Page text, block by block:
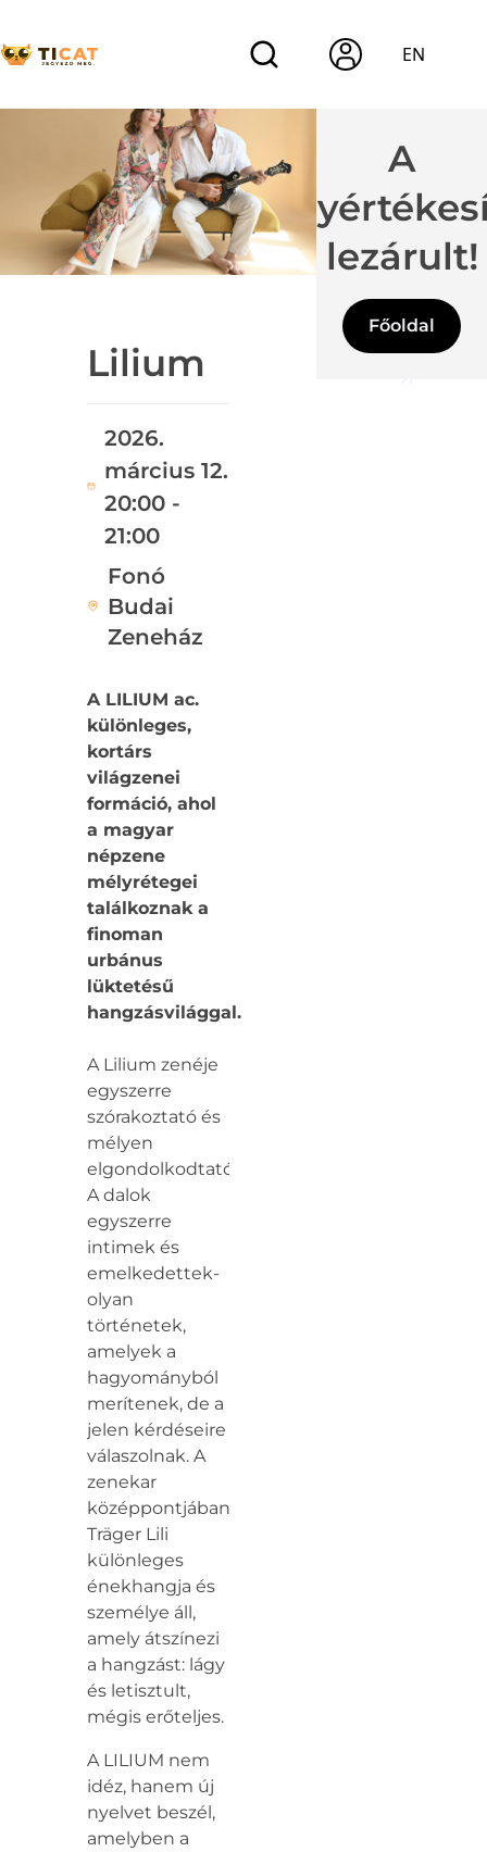
EN
Lilium
2026.
március 12.
20:00 -
21:00
Fonó
Budai
Zeneház
A
lezárult!
Főoldal
A LILIUM ac.
különleges,
kortárs
világzenei
formáció, ahol
a magyar
népzene
mélyrétegei
találkoznak a
finoman
urbánus
lüktetésű
hangzásvilággal.
A Lilium zenéje
egyszerre
szórakoztató és
mélyen
elgondolkodtató.
A dalok
egyszerre
intimek és
emelkedettek-
olyan
történetek,
amelyek a
hagyományból
merítenek, de a
jelen kérdéseire
válaszolnak. A
zenekar
középpontjában
Träger Lili
különleges
énekhangja és
személye áll,
amely átszínezi
a hangzást: lágy
és letisztult,
mégis erőteljes.
A LILIUM nem
idéz, hanem új
nyelvet beszél,
amelyben a